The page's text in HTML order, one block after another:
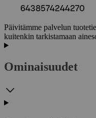
6438574244270
Päivitämme palvelun
kuitenkin tarkistamaan
Ominaisuudet